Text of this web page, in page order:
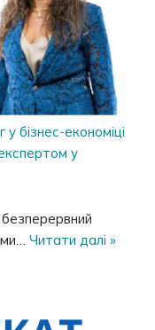
бізнес-економіці
у
Читати далі »